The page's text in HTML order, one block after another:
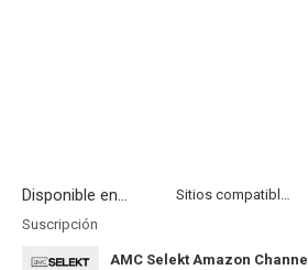
Disponible en...
Sitios compatibles
Suscripción
AMC Selekt Amazon Channel